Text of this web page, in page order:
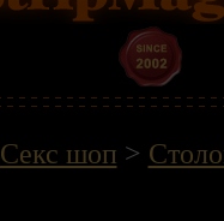
Секс шоп >